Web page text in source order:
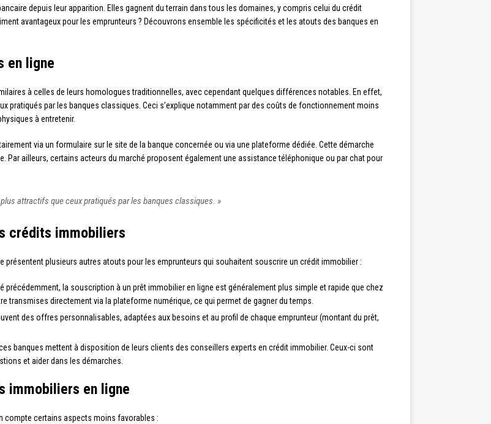
depuis leur apparition. Elles gagnent du terrain dans tous les domaines, y compris celui du crédit
avantageux pour les emprunteurs ? Découvrons ensemble les spécificités et les atouts des banques en
en ligne
à celles de leurs homologues traditionnelles, avec cependant quelques différences notables. En effet,
pratiqués par les banques classiques. Ceci s’explique notamment par des coûts de fonctionnement moins
à entretenir.
via un formulaire sur le site de la banque concernée ou via une plateforme dédiée. Cette démarche
Par ailleurs, certains acteurs du marché proposent également une assistance téléphonique ou par chat pour
attractifs que ceux pratiqués par les banques classiques. »
crédits immobiliers
présentent plusieurs autres atouts pour les emprunteurs qui souhaitent souscrire un crédit immobilier :
précédemment, la souscription à un prêt immobilier en ligne est généralement plus simple et rapide que chez
transmises directement via la plateforme numérique, ce qui permet de gagner du temps.
des offres personnalisables, adaptées aux besoins et au profil de chaque emprunteur (montant du prêt,
banques mettent à disposition de leurs clients des conseillers experts en crédit immobilier. Ceux-ci sont
et aider dans les démarches.
immobiliers en ligne
compte certains aspects moins favorables :